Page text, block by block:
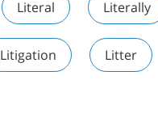
Literal Literally
Litigation Litter